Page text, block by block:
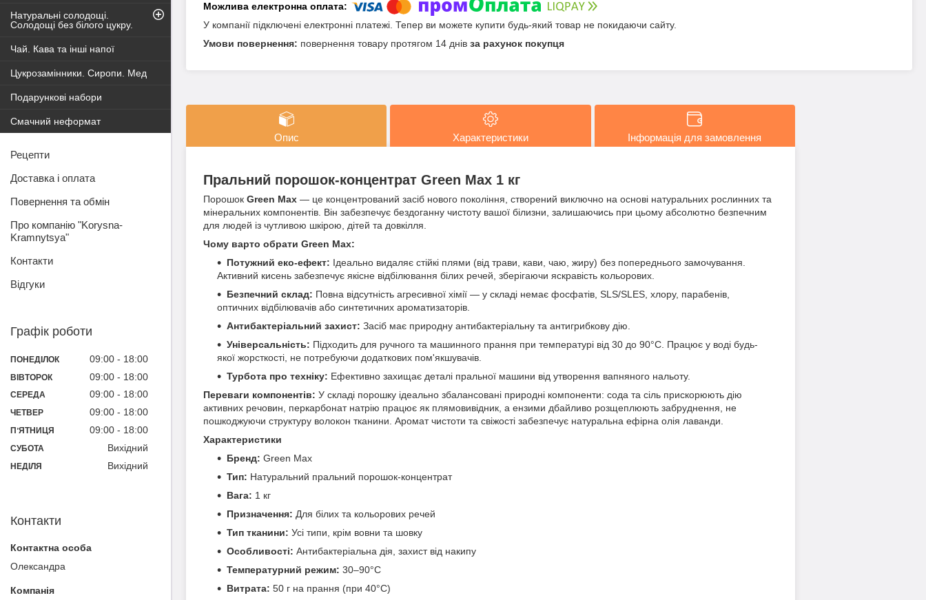
У компанії підключені електронні платежі. Тепер ви можете купити будь-який товар не покидаючи сайту.
повернення товару протягом 14 днів за рахунок покупця
Опис Характеристики Інформація для замовлення
Пральний порошок-концентрат Green Max 1 кг
Порошок Green Max — це концентрований засіб нового покоління, створений виключно на основі натуральних рослинних та
мінеральних компонентів. Він забезпечує бездоганну чистоту вашої білизни, залишаючись при цьому абсолютно безпечним
для людей із чутливою шкірою, дітей та довкілля.
Чому варто обрати Green Max:
Потужний еко-ефект: Ідеально видаляє стійкі плями (від трави, кави, чаю, жиру) без попереднього замочування.
Активний кисень забезпечує якісне відбілювання білих речей, зберігаючи яскравість кольорових.
Безпечний склад: Повна відсутність агресивної хімії — у складі немає фосфатів, SLS/SLES, хлору, парабенів,
оптичних відбілювачів або синтетичних ароматизаторів.
Антибактеріальний захист: Засіб має природну антибактеріальну та антигрибкову дію.
Універсальність: Підходить для ручного та машинного прання при температурі від 30 до 90°C. Працює у воді будь-
якої жорсткості, не потребуючи додаткових пом'якшувачів.
Турбота про техніку: Ефективно захищає деталі пральної машини від утворення вапняного нальоту.
Переваги компонентів: У складі порошку ідеально збалансовані природні компоненти: сода та сіль прискорюють дію
активних речовин, перкарбонат натрію працює як плямовивідник, а ензими дбайливо розщеплюють забруднення, не
пошкоджуючи структуру волокон тканини. Аромат чистоти та свіжості забезпечує натуральна ефірна олія лаванди.
Характеристики
Бренд: Green Max
Тип: Натуральний пральний порошок-концентрат
Вага: 1 кг
Призначення: Для білих та кольорових речей
Тип тканини: Усі типи, крім вовни та шовку
Особливості: Антибактеріальна дія, захист від накипу
Температурний режим: 30–90°C
Витрата: 50 г на прання (при 40°C)
Натуральні солодощі.
Солодощі без білого цукру.
Чай. Кава та інші напої
Цукрозамінники. Сиропи. Мед
Подарункові набори
Смачний неформат
Рецепти
Доставка і оплата
Повернення та обмін
Про компанію "Korysna-
Kramnytsya"
Контакти
Відгуки
Графік роботи
ПОНЕДІЛОК 09:00 18:00
ВІВТОРОК 09:00 18:00
СЕРЕДА 09:00 18:00
ЧЕТВЕР 09:00 18:00
ПʼЯТНИЦЯ 09:00 18:00
СУБОТА Вихідний
НЕДІЛЯ Вихідний
Контакти
Олександра